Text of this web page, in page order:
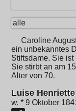
alle
Caroline
ein unbekanntes
Stiftsdame. Sie
Sie stirbt an am
Alter von 70.
Luise
w, * 9 Oktober